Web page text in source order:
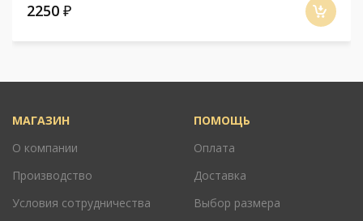
2250 ₽
МАГАЗИН
О компании
Производство
Условия сотрудничества
ПОМОЩЬ
Оплата
Доставка
Выбор размера